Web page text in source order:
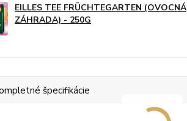
EILLES TEE FRÜCHTEGARTEN (OVOCNÁ
ZÁHRADA) - 250G
špecifikácie